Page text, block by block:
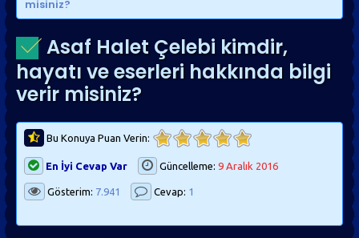
misiniz?
Asaf Halet Çelebi kimdir,
hayatı ve eserleri hakkında bilgi
verir misiniz?
Bu Konuya Puan Verin:
En İyi Cevap Var Güncelleme: 9 Aralık 2016
Gösterim: 7.941 Cevap: 1